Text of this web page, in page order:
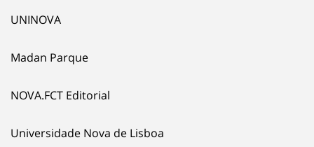
UNINOVA
Madan Parque
NOVA.FCT Editorial
Universidade Nova de Lisboa